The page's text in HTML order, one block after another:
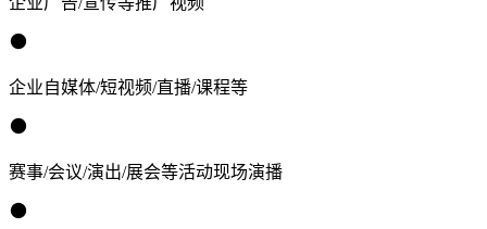
企业自媒体/短视频/直播/课程等
赛事/会议/演出/展会等活动现场演播